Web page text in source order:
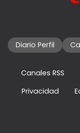
Diario Perfil
Canales RSS
Privacidad